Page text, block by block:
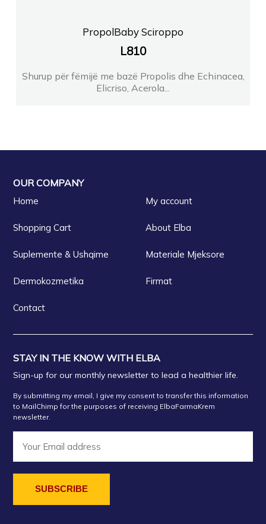
PropolBaby Sciroppo
L810
Shurup për fëmijë me bazë Propolis dhe Echinacea,
Elicriso, Acerola...
OUR COMPANY
Home My account
Shopping Cart About Elba
Suplemente & Ushqime Materiale Mjeksore
Dermokozmetika Firmat
Contact
STAY IN THE KNOW WITH ELBA
Sign-up for our monthly newsletter to lead a healthier life.
By submitting my email, I give my consent to transfer this information
to MailChimp for the purposes of receiving ElbaFarmaKrem
newsletter.